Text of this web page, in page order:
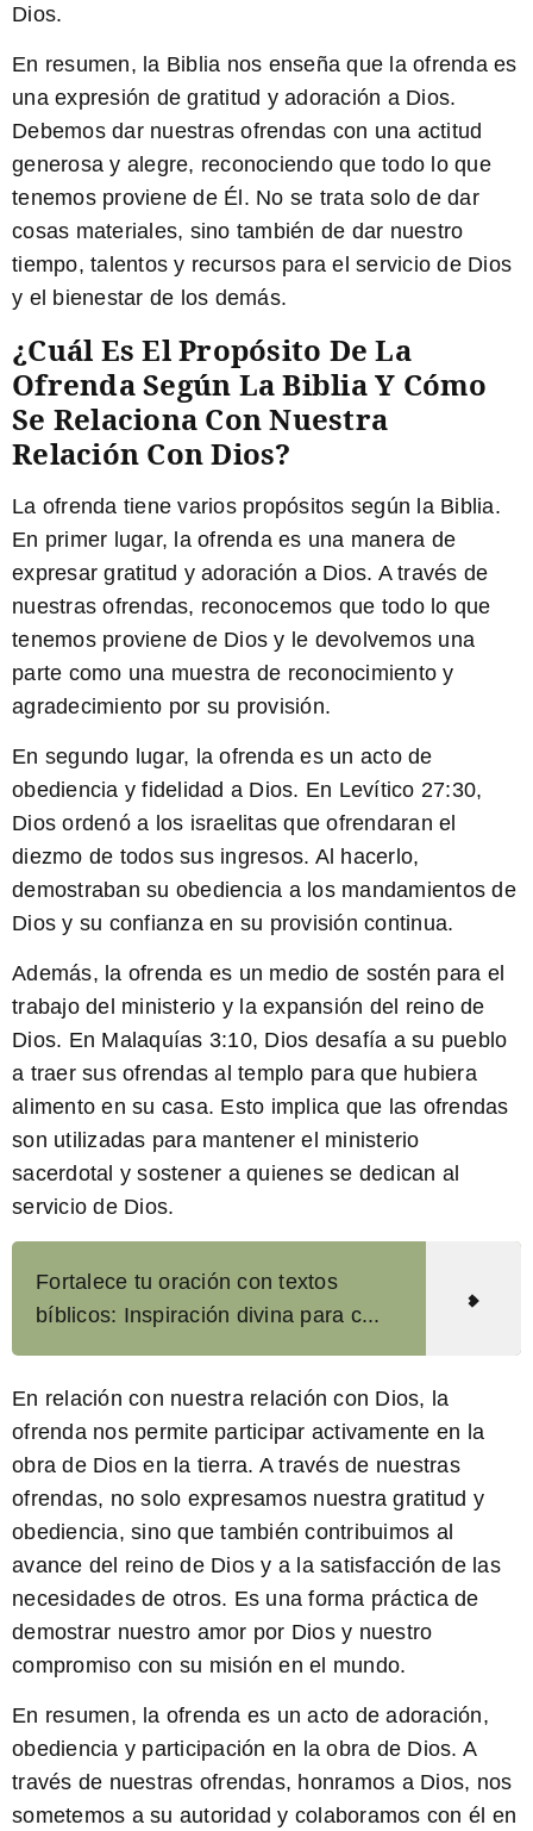
Dios.
En resumen, la Biblia nos enseña que la ofrenda es
una expresión de gratitud y adoración a Dios.
Debemos dar nuestras ofrendas con una actitud
generosa y alegre, reconociendo que todo lo que
tenemos proviene de Él. No se trata solo de dar
cosas materiales, sino también de dar nuestro
tiempo, talentos y recursos para el servicio de Dios
y el bienestar de los demás.
¿Cuál Es El Propósito De La
Ofrenda Según La Biblia Y Cómo
Se Relaciona Con Nuestra
Relación Con Dios?
La ofrenda tiene varios propósitos según la Biblia.
En primer lugar, la ofrenda es una manera de
expresar gratitud y adoración a Dios. A través de
nuestras ofrendas, reconocemos que todo lo que
tenemos proviene de Dios y le devolvemos una
parte como una muestra de reconocimiento y
agradecimiento por su provisión.
En segundo lugar, la ofrenda es un acto de
obediencia y fidelidad a Dios. En Levítico 27:30,
Dios ordenó a los israelitas que ofrendaran el
diezmo de todos sus ingresos. Al hacerlo,
demostraban su obediencia a los mandamientos de
Dios y su confianza en su provisión continua.
Además, la ofrenda es un medio de sostén para el
trabajo del ministerio y la expansión del reino de
Dios. En Malaquías 3:10, Dios desafía a su pueblo
a traer sus ofrendas al templo para que hubiera
alimento en su casa. Esto implica que las ofrendas
son utilizadas para mantener el ministerio
sacerdotal y sostener a quienes se dedican al
servicio de Dios.
Fortalece tu oración con textos
bíblicos: Inspiración divina para c...
En relación con nuestra relación con Dios, la
ofrenda nos permite participar activamente en la
obra de Dios en la tierra. A través de nuestras
ofrendas, no solo expresamos nuestra gratitud y
obediencia, sino que también contribuimos al
avance del reino de Dios y a la satisfacción de las
necesidades de otros. Es una forma práctica de
demostrar nuestro amor por Dios y nuestro
compromiso con su misión en el mundo.
En resumen, la ofrenda es un acto de adoración,
obediencia y participación en la obra de Dios. A
través de nuestras ofrendas, honramos a Dios, nos
sometemos a su autoridad y colaboramos con él en